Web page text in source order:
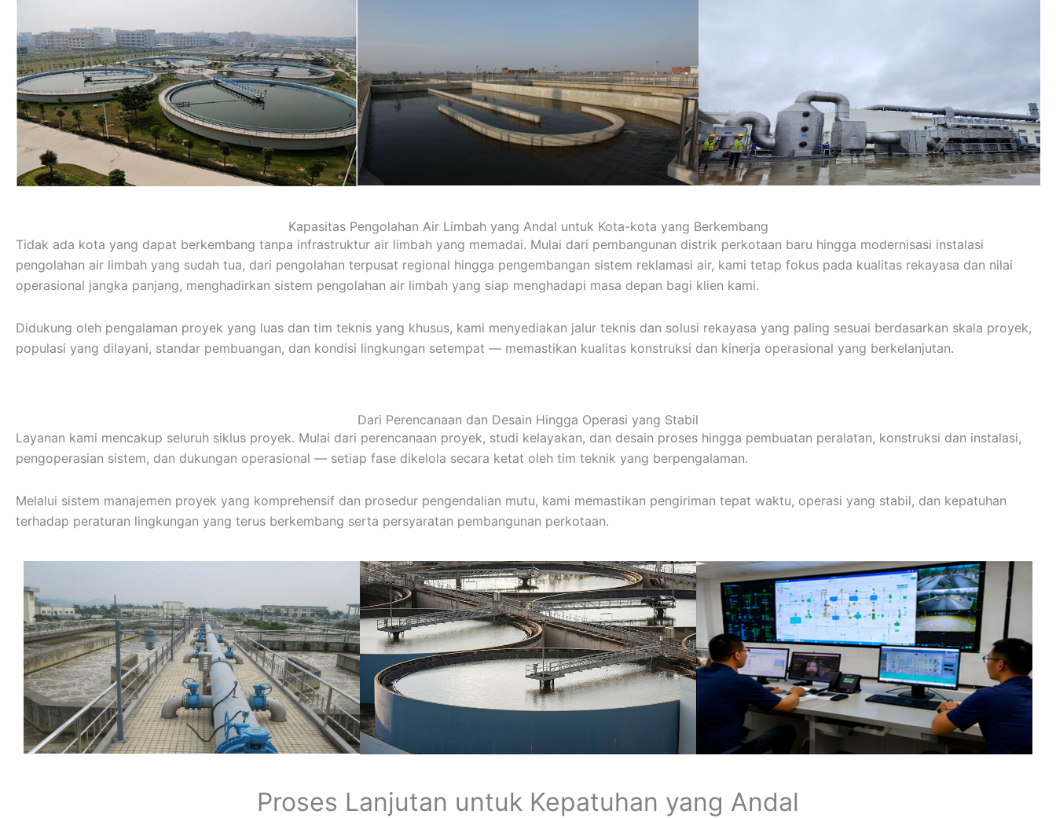
Kapasitas Pengolahan Air Limbah yang Andal untuk Kota-kota yang Berkembang
Tidak ada kota yang dapat berkembang tanpa infrastruktur air limbah yang memadai. Mulai dari pembangunan distrik perkotaan baru hingga modernisasi instalasi
pengolahan air limbah yang sudah tua, dari pengolahan terpusat regional hingga pengembangan sistem reklamasi air, kami tetap fokus pada kualitas rekayasa dan nilai
operasional jangka panjang, menghadirkan sistem pengolahan air limbah yang siap menghadapi masa depan bagi klien kami.
Didukung oleh pengalaman proyek yang luas dan tim teknis yang khusus, kami menyediakan jalur teknis dan solusi rekayasa yang paling sesuai berdasarkan skala proyek,
populasi yang dilayani, standar pembuangan, dan kondisi lingkungan setempat — memastikan kualitas konstruksi dan kinerja operasional yang berkelanjutan.
Dari Perencanaan dan Desain Hingga Operasi yang Stabil
Layanan kami mencakup seluruh siklus proyek. Mulai dari perencanaan proyek, studi kelayakan, dan desain proses hingga pembuatan peralatan, konstruksi dan instalasi,
pengoperasian sistem, dan dukungan operasional — setiap fase dikelola secara ketat oleh tim teknik yang berpengalaman.
Melalui sistem manajemen proyek yang komprehensif dan prosedur pengendalian mutu, kami memastikan pengiriman tepat waktu, operasi yang stabil, dan kepatuhan
terhadap peraturan lingkungan yang terus berkembang serta persyaratan pembangunan perkotaan.
Proses Lanjutan untuk Kepatuhan yang Andal